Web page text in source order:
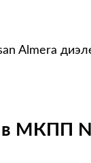
Almera
МКПП